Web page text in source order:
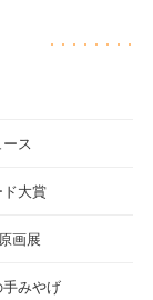
ス
大賞
画展
みやげ